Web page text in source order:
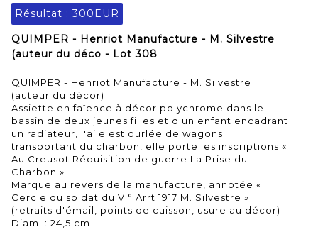
Résultat : 300EUR
QUIMPER - Henriot Manufacture - M. Silvestre
(auteur du déco - Lot 308
QUIMPER - Henriot Manufacture - M. Silvestre
(auteur du décor)
Assiette en faïence à décor polychrome dans le
bassin de deux jeunes filles et d'un enfant encadrant
un radiateur, l'aile est ourlée de wagons
transportant du charbon, elle porte les inscriptions «
Au Creusot Réquisition de guerre La Prise du
Charbon »
Marque au revers de la manufacture, annotée «
Cercle du soldat du VI° Arrt 1917 M. Silvestre »
(retraits d'émail, points de cuisson, usure au décor)
Diam. : 24,5 cm